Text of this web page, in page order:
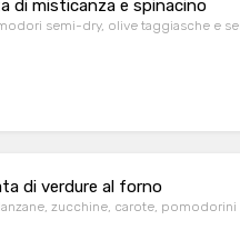
di misticanza e spinacino
semi-dry, olive taggiasche e
di verdure al forno
zucchine, carote,